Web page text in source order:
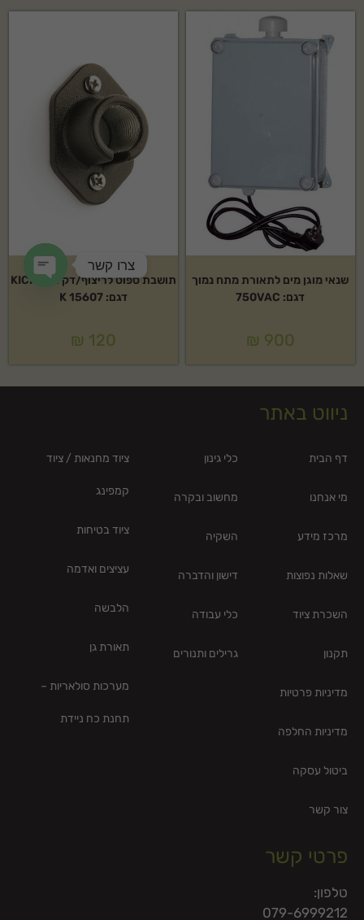
שנאי מוגן מים לתאורת מתח נמוך
דגם: 750VAC
₪ 900
תושבת ספוט לריצוף/דק KICHLER
דגם: K 15607
₪ 120
ניווט באתר
דף הבית
מי אנחנו
מרכז מידע
שאלות נפוצות
השכרת ציוד
תקנון
מדיניות פרטיות
מדיניות החלפה
ביטול עסקה
צור קשר
כלי גינון
מחשוב ובקרה
השקיה
דישון והדברה
כלי עבודה
גרילים ותנורים
ציוד מחנאות / ציוד
קמפינג
ציוד בטיחות
עציצים ואדמה
הלבשה
תאורת גן
מערכות סולאריות –
תחנת כח ניידת
פרטי קשר
טלפון:
079-6999212
צרו קשר